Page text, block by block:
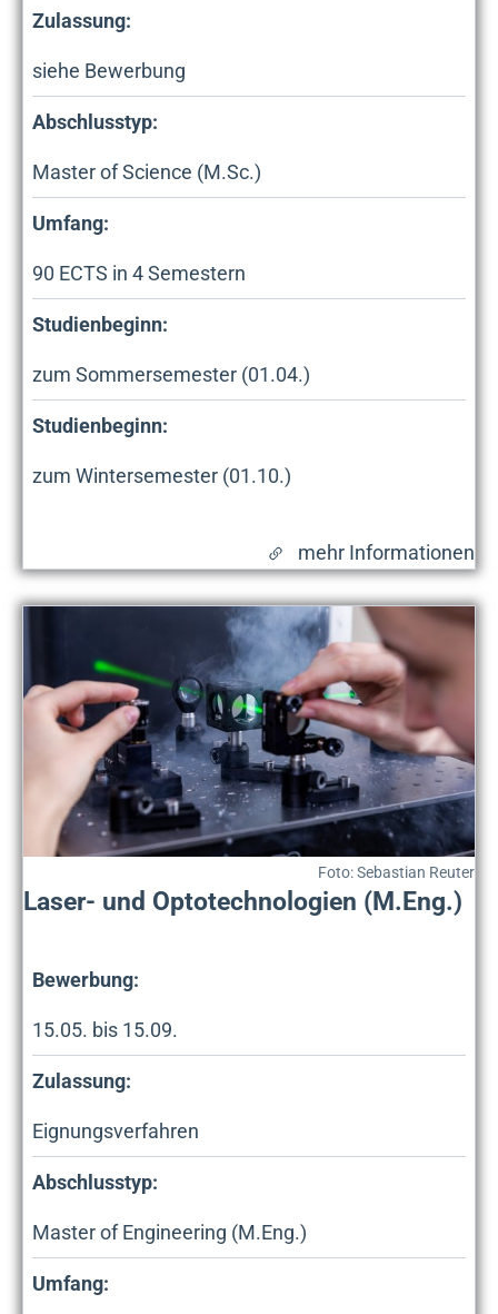
Zulassung:
siehe Bewerbung
Abschlusstyp:
Master of Science (M.Sc.)
Umfang:
90 ECTS in 4Semestern
Studienbeginn:
zum Sommersemester (01.04.)
Studienbeginn:
zum Wintersemester (01.10.)
mehr Informationen
Foto: Sebastian Reuter
Laser- und Optotechnologien (M.Eng.)
Bewerbung:
15.05. bis 15.09.
Zulassung:
Eignungsverfahren
Abschlusstyp:
Master of Engineering (M.Eng.)
Umfang: